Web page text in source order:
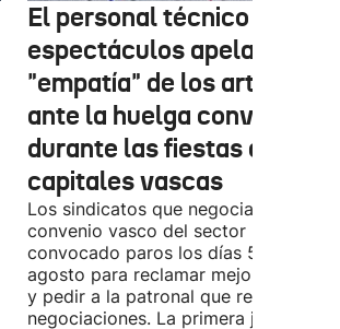
El personal técnico de
espectáculos apela a la
"empatía" de los artistas
ante la huelga convocada
durante las fiestas de las
capitales vascas
Los sindicatos que negocian el
convenio vasco del sector han
convocado paros los días 5, 14 y 26
agosto para reclamar mejoras
y pedir a la patronal que retome las
negociaciones. La primera jornada de